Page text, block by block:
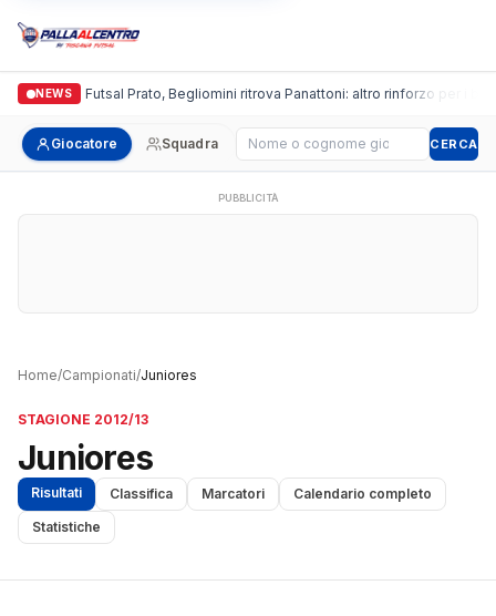
NEWS
Italgronda Futsal Prato, Begliomini ritrova Panattoni: altro rinforzo per i
Giocatore Squadra Cerca giocatore CERCA
PUBBLICITÀ
Home/Campionati/Juniores
STAGIONE 2012/13
Juniores
Risultati Classifica Marcatori
Calendario completo
Statistiche